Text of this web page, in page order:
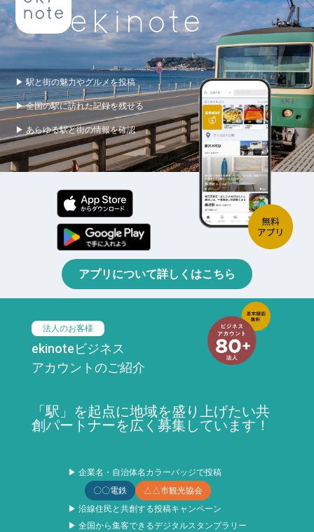
▶ 駅と街の魅力やグルメを投稿
▶ 全国の駅に訪れた記録を残せる
▶ あらゆる駅と街の情報を確認
アプリについて詳しくはこちら
法人のお客様
ekinoteビジネス
アカウントのご紹介
「駅」を起点に地域を盛り上げたい共
創パートナーを広く募集しています！
▶ 企業名・自治体名カラーバッジで投稿
〇〇電鉄
△△市観光協会
▶ 沿線住民と共創する投稿キャンペーン
▶ 全国から集客できるデジタルスタンプラリー